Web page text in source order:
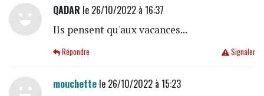
QADAR le 26/10/2022 à 16:37
Ils pensent qu'aux vacances...
Signaler
Répondre
mouchettele 26/10/2022 à 15:23